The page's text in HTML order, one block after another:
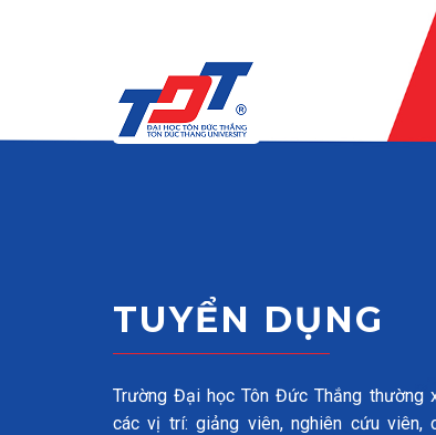
TUYỂN DỤNG
Trường Đại học Tôn Đức Thắng thường
các vị trí: giảng viên, nghiên cứu viên,